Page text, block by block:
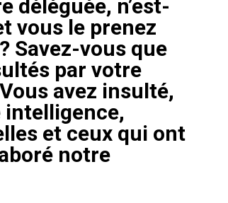
déléguée, n’est-
vous le prenez
Savez-vous que
par votre
avez insulté,
intelligence,
et ceux qui ont
notre